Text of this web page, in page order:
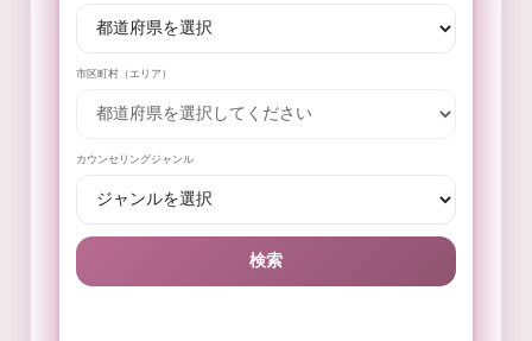
市区町村（エリア）
カウンセリングジャンル
検索